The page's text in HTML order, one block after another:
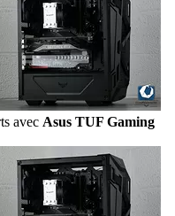
avec Asus TUF Gaming